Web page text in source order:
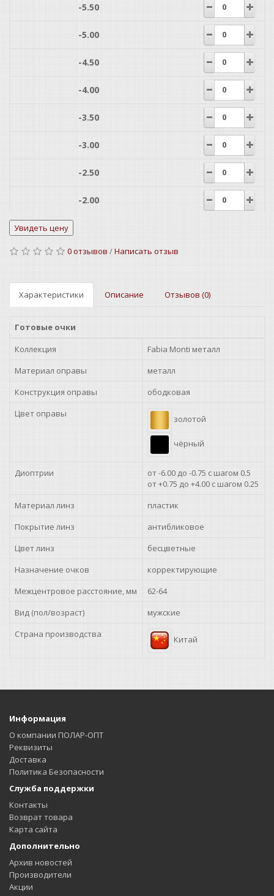
-5.50
-5.00
-4.50
-4.00
-3.50
-3.00
-2.50
-2.00
-1.00
-0.75
+0.75
+1.50
+3.50
+3.75
0 отзывов /Написать отзыв
Характеристики Описание Отзывов (0)
Готовые очки
Коллекция
Fabia Monti металл
Материал оправы
металл
Конструкция оправы
ободковая
Цвет оправы
золотой
чёрный
Диоптрии
от -6.00 до -0.75 с шагом 0.5
от +0.75 до +4.00 с шагом 0.25
Материал линз
пластик
Покрытие линз
антибликовое
Цвет линз
бесцветные
Назначение очков
корректирующие
Межцентровое расстояние, мм
62-64
Вид (пол/возраст)
мужские
Страна производства
Китай
Информация
О компании ПОЛАР-ОПТ
Реквизиты
Доставка
Политика Безопасности
Служба поддержки
Контакты
Возврат товара
Карта сайта
Дополнительно
Архив новостей
Производители
Акции